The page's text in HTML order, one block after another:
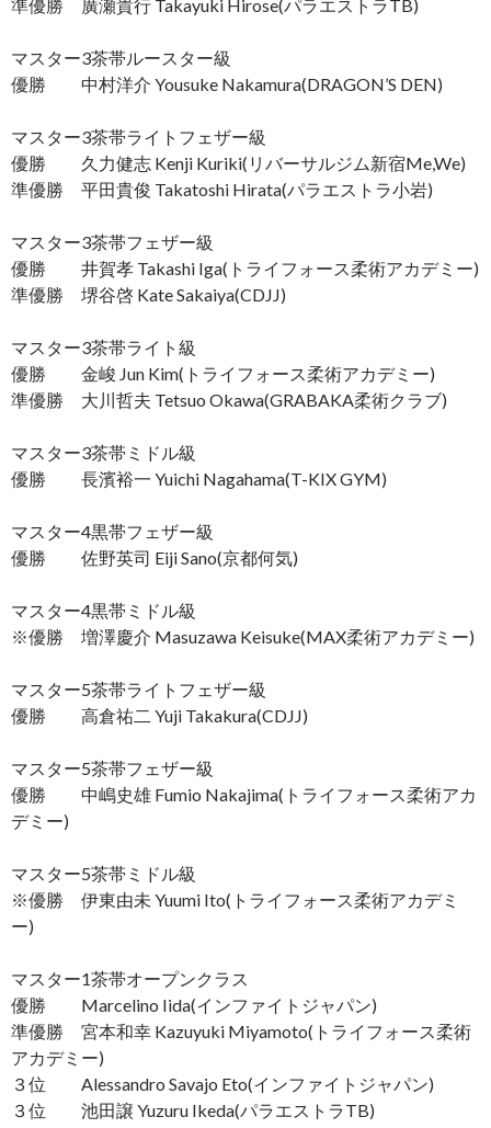
準優勝 廣瀬貴行 Takayuki Hirose(パラエストラTB)
マスター3茶帯ルースター級
優勝 中村洋介 Yousuke Nakamura(DRAGON’S DEN)
マスター3茶帯ライトフェザー級
優勝 久力健志 Kenji Kuriki(リバーサルジム新宿Me,We)
準優勝 平田貴俊 Takatoshi Hirata(パラエストラ小岩)
マスター3茶帯フェザー級
優勝 井賀孝 Takashi Iga(トライフォース柔術アカデミー)
準優勝 堺谷啓 Kate Sakaiya(CDJJ)
マスター3茶帯ライト級
優勝 金峻 Jun Kim(トライフォース柔術アカデミー)
準優勝 大川哲夫 Tetsuo Okawa(GRABAKA柔術クラブ)
マスター3茶帯ミドル級
優勝 長濱裕一 Yuichi Nagahama(T-KIX GYM)
マスター4黒帯フェザー級
優勝 佐野英司 Eiji Sano(京都何気)
マスター4黒帯ミドル級
※優勝 増澤慶介 Masuzawa Keisuke(MAX柔術アカデミー)
マスター5茶帯ライトフェザー級
優勝 高倉祐二 Yuji Takakura(CDJJ)
マスター5茶帯フェザー級
優勝 中嶋史雄 Fumio Nakajima(トライフォース柔術アカ
デミー)
マスター5茶帯ミドル級
※優勝 伊東由未 Yuumi Ito(トライフォース柔術アカデミ
ー)
マスター1茶帯オープンクラス
優勝 Marcelino Iida(インファイトジャパン)
準優勝 宮本和幸 Kazuyuki Miyamoto(トライフォース柔術
アカデミー)
３位 Alessandro Savajo Eto(インファイトジャパン)
３位 池田譲 Yuzuru Ikeda(パラエストラTB)